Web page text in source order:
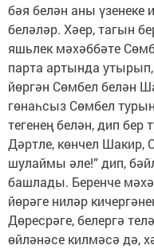
бәя белән аны үзенеке
беләләр. Хәер, тагын
яшьлек мәхәббәте
парта артында
йөргән Сөмбел белән
гөнаһсыз Сөмбел
тегенең белән, дип бер
Дәртле, көнчел Шакир,
шулаймы әле!” дип,
башлады. Беренче
йөрәге ниләр
Дөресрәге, белергә
өйләнәсе килмәсә дә,